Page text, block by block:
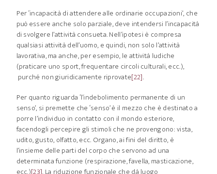
Per ‘incapacità di attendere alle ordinarie occupazioni’, che
può essere anche solo parziale, deve intendersi l’incapacità
di svolgere l’attività consueta. Nell’ipotesi è compresa
qualsiasi attività dell’uomo, e quindi, non solo l’attività
lavorativa, ma anche, per esempio, le attività ludiche
(praticare uno sport, frequentare circoli culturali, ecc.),
purché non giuridicamente riprovate[22].
Per quanto riguarda ‘l’indebolimento permanente di un
senso’, si premette che ‘senso’ è il mezzo che è destinato a
porre l’individuo in contatto con il mondo esteriore,
facendogli percepire gli stimoli che ne provengono: vista,
udito, gusto, olfatto, ecc. Organo, ai fini del diritto, è
l’insieme delle parti del corpo che servono ad una
determinata funzione (respirazione, favella, masticazione,